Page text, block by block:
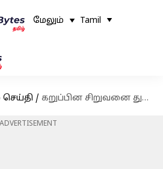
மேலும் Tamil
/ கறுப்பின சிறுவனை துப்பாக்கியால் சுட்ட அமெரிக்கர்: தவறான கதவை தட்டியதால் நேர்ந்த விபரீதம்
ADVERTISEMENT